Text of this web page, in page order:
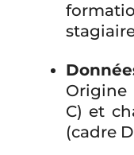
C) et
(cadre